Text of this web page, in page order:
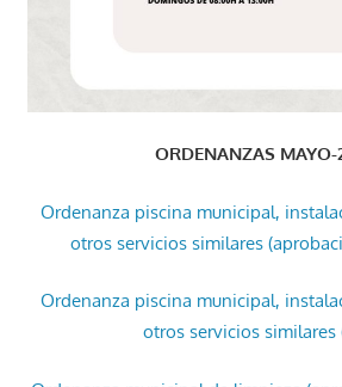
ORDENANZAS
Ordenanza piscina municipal,
otros servicios similares
Ordenanza piscina municipal,
otros servicios similares